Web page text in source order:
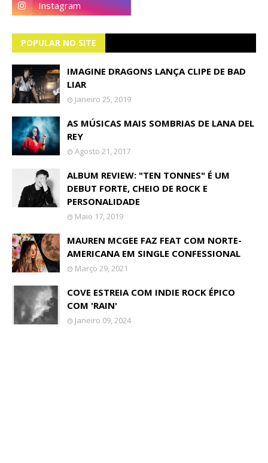
POPULAR NO SITE
IMAGINE DRAGONS LANÇA CLIPE DE BAD
LIAR
Janeiro 25, 2019
AS MÚSICAS MAIS SOMBRIAS DE LANA DEL
REY
Agosto 21, 2017
ALBUM REVIEW: "TEN TONNES" É UM
DEBUT FORTE, CHEIO DE ROCK E
PERSONALIDADE
Maio 17, 2019
MAUREN MCGEE FAZ FEAT COM NORTE-
AMERICANA EM SINGLE CONFESSIONAL
Março 29, 2021
COVE ESTREIA COM INDIE ROCK ÉPICO
COM 'RAIN'
Janeiro 09, 2024